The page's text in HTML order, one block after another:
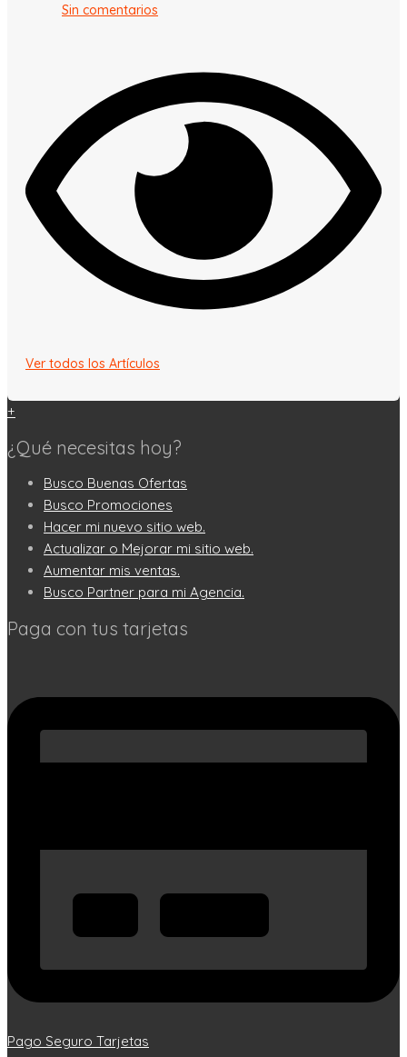
Sin comentarios
Ver todos los Artículos
+
¿Qué necesitas hoy?
Busco Buenas Ofertas
Busco Promociones
Hacer mi nuevo sitio web.
Actualizar o Mejorar mi sitio web.
Aumentar mis ventas.
Busco Partner para mi Agencia.
Paga con tus tarjetas
Pago Seguro Tarjetas